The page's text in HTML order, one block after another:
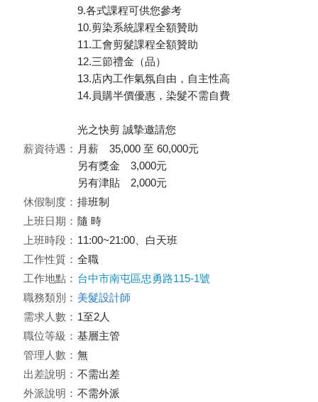
9.各式課程可供您參考
10.剪染系統課程全額贊助
11.工會剪髮課程全額贊助
12.三節禮金（品）
13.店內工作氣氛自由，自主性高
14.員購半價優惠，染髮不需自費
光之快剪 誠摯邀請您
薪資待遇： 月薪 35,000 至 60,000元
另有獎金 3,000元
另有津貼 2,000元
休假制度： 排班制
上班日期： 隨 時
上班時段： 11:00~21:00、白天班
工作性質： 全職
工作地點： 台中市南屯區忠勇路115-1號
職務類別： 美髮設計師
需求人數： 1至2人
職位等級： 基層主管
管理人數： 無
出差說明： 不需出差
外派說明： 不需外派